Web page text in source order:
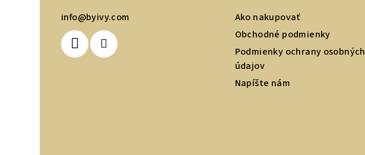
info@byivy.com
Ako nakupovať
Obchodné podmienky
Podmienky ochrany osobných
údajov
Napíšte nám